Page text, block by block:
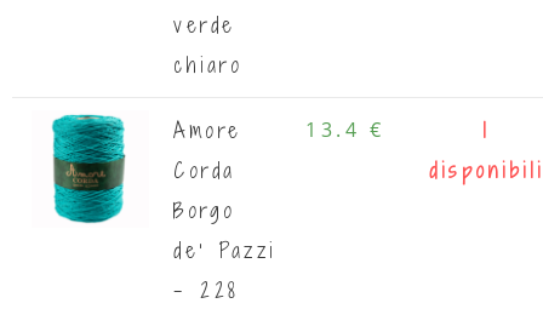
verde
chiaro
Amore
Corda
Borgo
de' Pazzi
- 228
13.4 €
1
disponibili